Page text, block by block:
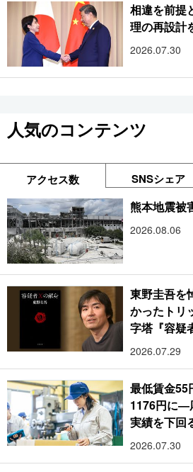
相違を前提
理の再設計
2026.07.30
人気のコンテンツ
アクセス数 SNSシェア
熊本地震被
2026.08.06
東野圭吾を
かったトリ
字塔『容疑
2026.07.29
最低賃金55
1176円に―
実績を下回
2026.07.30